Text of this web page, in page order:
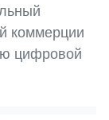
коммерции
цифровой